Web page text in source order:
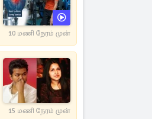
10 மணி நேரம் முன்
15 மணி நேரம் முன்